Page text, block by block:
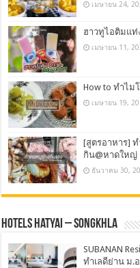
เมษายน 24,
ฮาวทูไอติมแท่
เมษายน 11,
How to ทำไม
เมษายน 19,
[สูตรอาหาร]
กิน@หาดใหญ่
ธันวาคม 30,
Hotels Hatyai – Songkhla
SUBANAN
ทำเลดีย่าน ม.